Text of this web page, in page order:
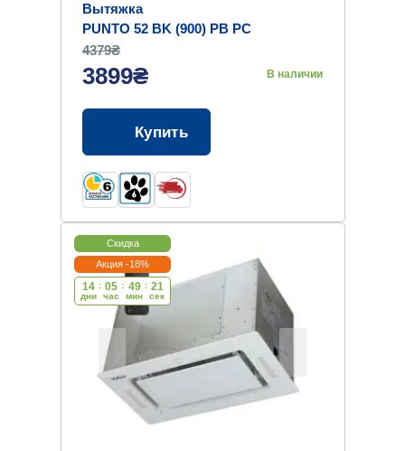
Вытяжка
PUNTO 52 BK (900) PB PC
4379₴
3899₴ В наличии
Купить
Скидка
Акция -18%
14
дни
: 05
час
: 49
мин
: 20
cек